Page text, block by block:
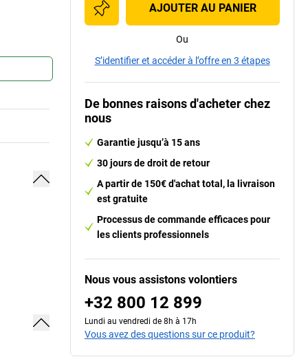
AJOUTER AU PANIER
Ou
S’identifier et accéder à l’offre en 3 étapes
De bonnes raisons d'acheter chez
nous
Garantie jusqu’à 15 ans
30 jours de droit de retour
A partir de 150€ d'achat total, la livraison
est gratuite
Processus de commande efficaces pour
les clients professionnels
Nous vous assistons volontiers
+32 800 12 899
Lundi au vendredi de 8h à 17h
Vous avez des questions sur ce produit?